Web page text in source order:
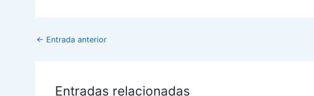
← Entrada anterior
Entradas relacionadas